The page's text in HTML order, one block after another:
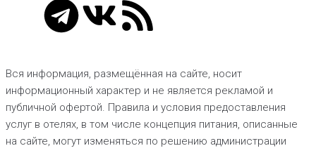
Вся информация, размещённая на сайте, носит
информационный характер и не является рекламой и
публичной офертой. Правила и условия предоставления
услуг в отелях, в том числе концепция питания, описанные
на сайте, могут изменяться по решению администрации